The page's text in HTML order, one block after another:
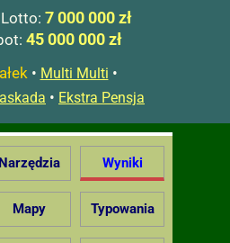
7 000 000 zł
45 000 000 zł
• Multi Multi •
• Ekstra Pensja
Narzędzia Wyniki
Mapy Typowania